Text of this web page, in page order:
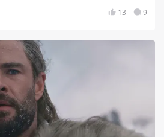
13 9